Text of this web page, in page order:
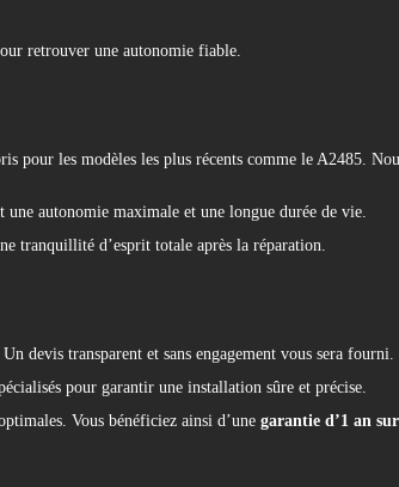
retrouver une autonomie fiable.
pour les modèles les plus récents comme le A2485.
autonomie maximale et une longue durée de vie.
tranquillité d’esprit totale après la réparation.
devis transparent et sans engagement vous sera fourni.
pour garantir une installation sûre et précise.
Vous bénéficiez ainsi d’une garantie d’1 an